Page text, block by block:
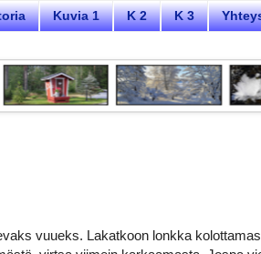
Kuvia 1 K 2 K 3
vuueks. Lakatkoon lonkka